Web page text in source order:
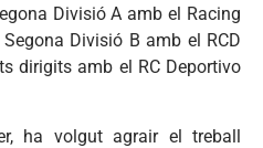
Divisió A amb el Racing
Divisió B amb el RCD
dirigits amb el RC Deportivo
ha volgut agrair el treball